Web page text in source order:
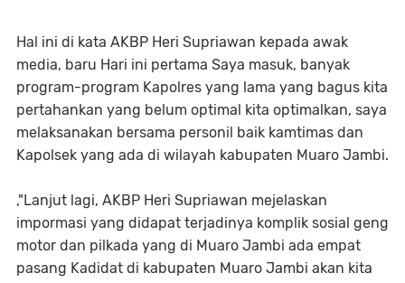
Hal ini di kata AKBP Heri Supriawan kepada awak
media, baru Hari ini pertama Saya masuk, banyak
program-program Kapolres yang lama yang bagus kita
pertahankan yang belum optimal kita optimalkan, saya
melaksanakan bersama personil baik kamtimas dan
Kapolsek yang ada di wilayah kabupaten Muaro Jambi.
,"Lanjut lagi, AKBP Heri Supriawan mejelaskan
impormasi yang didapat terjadinya komplik sosial geng
motor dan pilkada yang di Muaro Jambi ada empat
pasang Kadidat di kabupaten Muaro Jambi akan kita